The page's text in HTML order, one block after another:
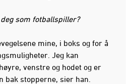
som fotballspiller?
mine, i boks og for å
Jeg kan
venstre og hodet og er
bak stopperne, sier han.